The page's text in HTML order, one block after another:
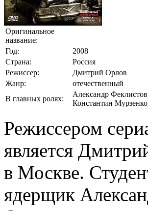
Оригинальное
название:
Год:
2008
Страна:
Россия
Режиссер:
Дмитрий Орлов
Жанр:
отечественный
В главных ролях:
Александр
Константин
Режиссером
является
в Москве.
ядерщик